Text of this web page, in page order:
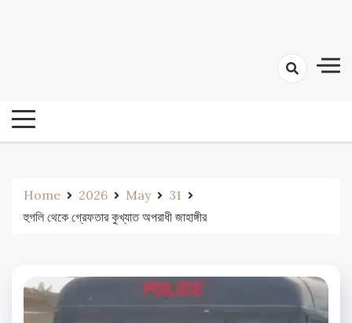
Home 2026 May
31
হুগলি থেকে গ্রেফতার কুখ্যাত অপরাধী জাহাঙ্গীর